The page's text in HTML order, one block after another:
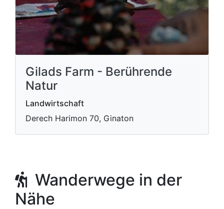
Gilads Farm - Berührende
Natur
Landwirtschaft
Derech Harimon 70, Ginaton
Wanderwege in der
Nähe